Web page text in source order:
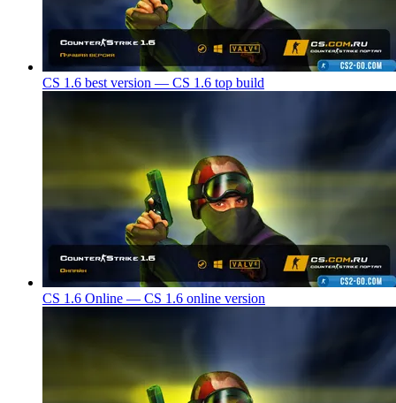
CS 1.6 best version — CS 1.6 top build
CS 1.6 Online — CS 1.6 online version